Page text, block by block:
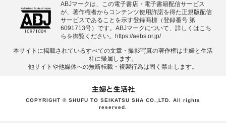
ABJマークは、この電子書店・電子書籍配信サービス
が、著作権者からコンテンツ使用許諾を得た正規版配信
サービスであることを示す登録商標（登録番号 第
6091713号）です。ABJマークについて、詳しくはこち
らを御覧ください。
https://aebs.or.jp/
本サイトに掲載されているすべての⽂章・撮影写真の著作権は主婦と⽣活
社に帰属します。
他サイトや他媒体への無断転載・複製⾏為は固く禁⽌します。
COPYRIGHT © SHUFU TO SEIKATSU SHA CO.,LTD. All rights
reserved.